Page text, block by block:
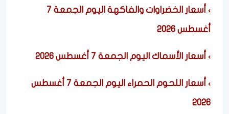
أسعار الخضراوات والفاكهة اليوم الجمعة 7
أغسطس 2026
أسعار الأسماك اليوم الجمعة 7 أغسطس 2026
أسعار اللحوم الحمراء اليوم الجمعة 7 أغسطس
2026